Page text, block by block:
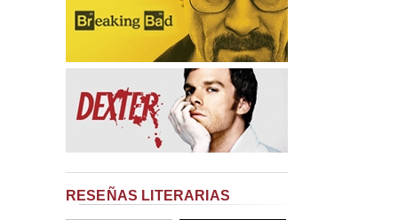
RESEÑAS LITERARIAS